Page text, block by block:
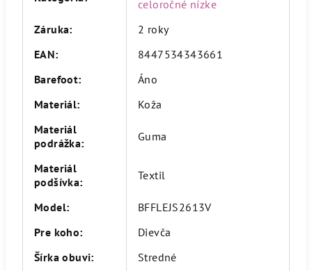
celoročné nízke
Záruka:
2 roky
EAN:
8447534343661
Barefoot:
Áno
Materiál:
Koža
Materiál
podrážka: Guma
Materiál
podšívka: Textil
Model:
BFFLEJS2613V
Pre koho:
Dievča
Šírka obuvi:
Stredné